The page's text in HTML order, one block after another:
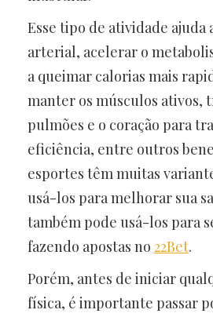
Esse tipo de atividade ajuda
arterial, acelerar o
a queimar calorias mais
manter os músculos ativos,
pulmões e o coração para
eficiência, entre outros
esportes têm muitas
usá-los para melhorar sua
também pode usá-los para
fazendo apostas no 22Bet.
Porém, antes de iniciar
física, é importante passar